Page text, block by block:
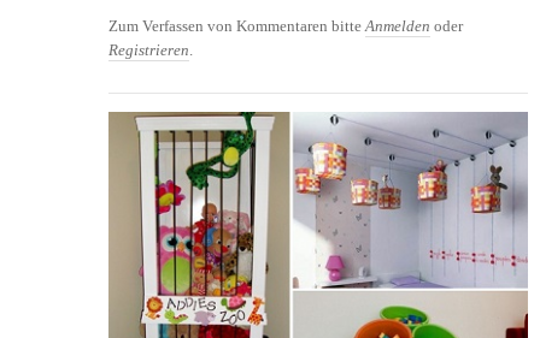
Zum Verfassen von Kommentaren bitte Anmelden oder
Registrieren